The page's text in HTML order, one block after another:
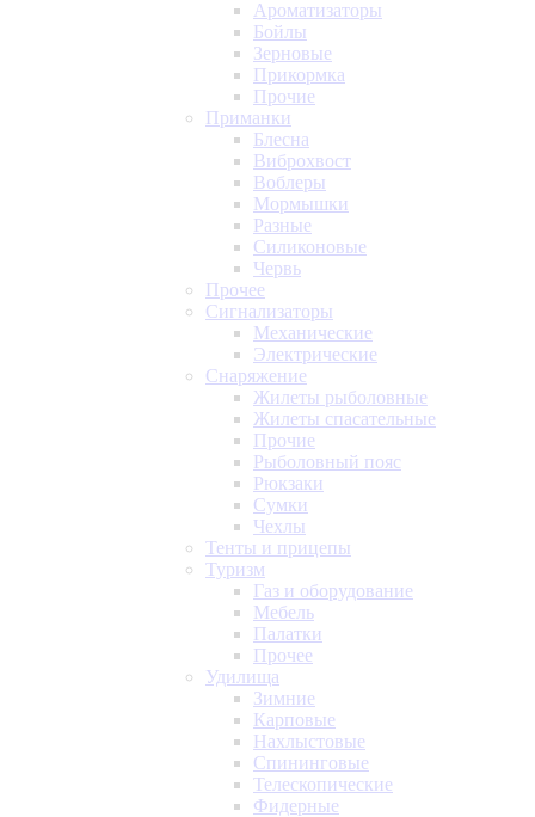
Ароматизаторы
Бойлы
Зерновые
Прикормка
Прочие
Приманки
Блесна
Виброхвост
Воблеры
Мормышки
Разные
Силиконовые
Червь
Прочее
Сигнализаторы
Механические
Электрические
Снаряжение
Жилеты рыболовные
Жилеты спасательные
Прочие
Рыболовный пояс
Рюкзаки
Сумки
Чехлы
Тенты и прицепы
Туризм
Газ и оборудование
Мебель
Палатки
Прочее
Удилища
Зимние
Карповые
Нахлыстовые
Спининговые
Телескопические
Фидерные